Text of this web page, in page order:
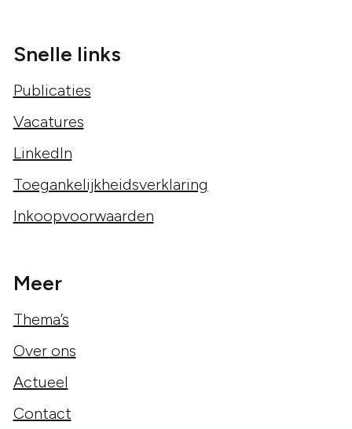
Snelle links
Publicaties
Vacatures
LinkedIn
Toegankelijkheidsverklaring
Inkoopvoorwaarden
Meer
Thema’s
Over ons
Actueel
Contact